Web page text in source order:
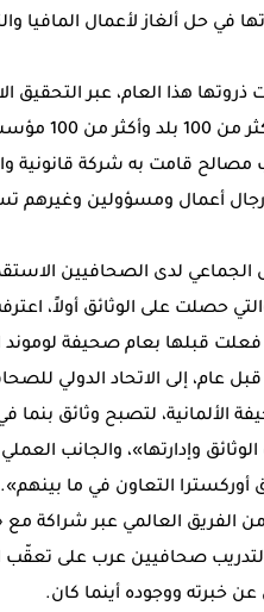
في حل ألغاز لأعمال المافيا
هذا العام، عبر
التاريخ وهو
قامت به شركة قانونية
أعمال ومسؤولين وغيرهم
أنّ العمل الجماعي لدى الصحافيين
حصلت على الوثائق أولاً،
قبلها بعام صحيفة لوموند
إلى الاتحاد الدولي
لتصبح وثائق بنما في
التعاون في ما بينهم».
الفريق العالمي عبر شراكة مع
صحافيين عرب على تعقّب
خبرته ووجوده أينما كان.